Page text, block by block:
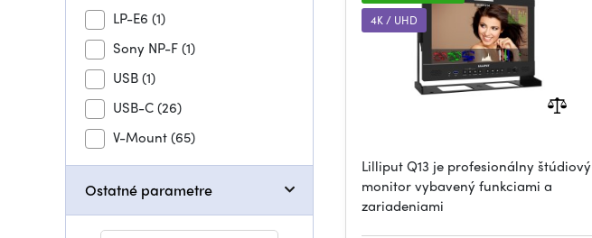
LP-E6 (1)
Sony NP-F(1)
USB(1)
USB-C(26)
V-Mount(65)
Ostatné parametre
4K / UHD
Lilliput Q13 je profesionálny štúdiový
monitor vybavený funkciami a
zariadeniami